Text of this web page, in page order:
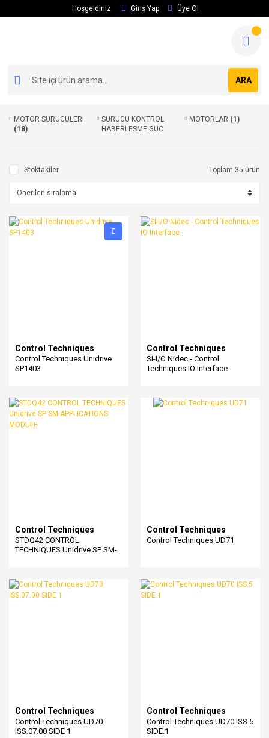
Hoşgeldiniz Giriş Yap Üye Ol
ARA
MOTOR SURUCULERI
(18)
SURUCU KONTROL
HABERLESME GUC
MOTORLAR (1)
Stoktakiler Toplam 35 ürün
Control Techniques
Control Technıques Unıdrıve
SP1403
Control Techniques
SI-I/O Nidec - Control
Techniques IO Interface
Control Techniques
STDQ42 CONTROL
TECHNIQUES Unidrive SP SM-
Control Techniques
Control Technıques UD71
Control Techniques
Control Technıques UD70
ISS.07.00 SIDE 1
Control Techniques
Control Technıques UD70 ISS.5
SIDE.1